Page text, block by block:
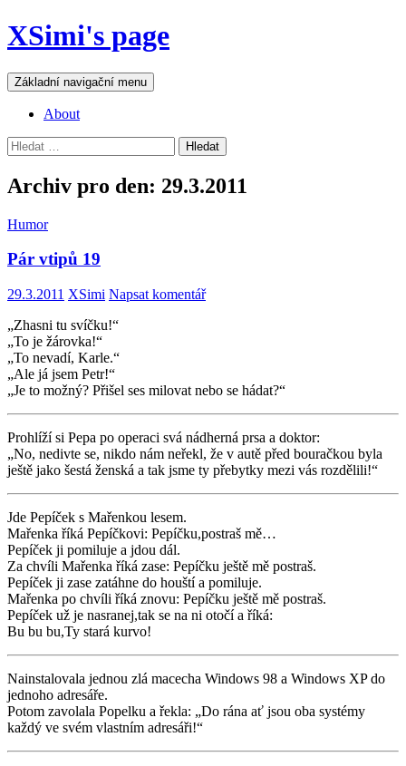
Přejít
k
webu
XSimi's page
Hledat
Základní navigační menu
About
Vyhledávání
Archiv pro den: 29.3.2011
Humor
Pár vtipů 19
29.3.2011 XSimi Napsat komentář
„Zhasni tu svíčku!“
„To je žárovka!“
„To nevadí, Karle.“
„Ale já jsem Petr!“
„Je to možný? Přišel ses milovat nebo se hádat?“
Prohlíží si Pepa po operaci svá nádherná prsa a doktor:
„No, nedivte se, nikdo nám neřekl, že v autě před bouračkou byla
ještě jako šestá ženská a tak jsme ty přebytky mezi vás rozdělili!“
Jde Pepíček s Mařenkou lesem.
Mařenka říká Pepíčkovi: Pepíčku,postraš mě…
Pepíček ji pomiluje a jdou dál.
Za chvíli Mařenka říká zase: Pepíčku ještě mě postraš.
Pepíček ji zase zatáhne do houští a pomiluje.
Mařenka po chvíli říká znovu: Pepíčku ještě mě postraš.
Pepíček už je nasranej,tak se na ni otočí a říká:
Bu bu bu,Ty stará kurvo!
Nainstalovala jednou zlá macecha Windows 98 a Windows XP do
jednoho adresáře.
Potom zavolala Popelku a řekla: „Do rána ať jsou oba systémy
každý ve svém vlastním adresáři!“